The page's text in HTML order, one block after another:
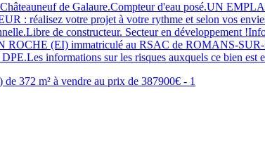
de Galaure.Compteur d'eau posé.UN
: réalisez votre projet à votre rythme et selon vos
de constructeur. Secteur en développement
ROCHE (EI) immatriculé au RSAC de ROMANS-
informations sur les risques auxquels ce bien